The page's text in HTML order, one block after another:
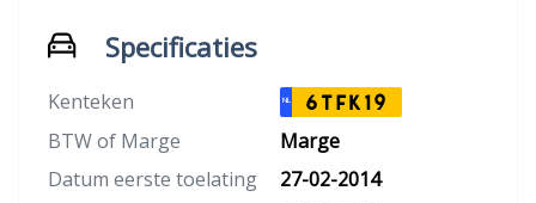
Specificaties
Kenteken NL 6TFK19
BTW of Marge
Marge
Datum eerste toelating
27-02-2014